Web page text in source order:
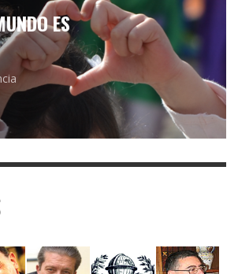
ES